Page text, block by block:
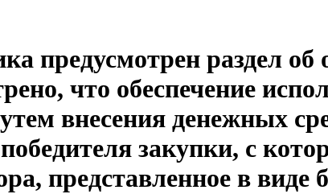
предусмотрен раздел об
что обеспечение
внесения денежных
закупки, с
представленное в виде